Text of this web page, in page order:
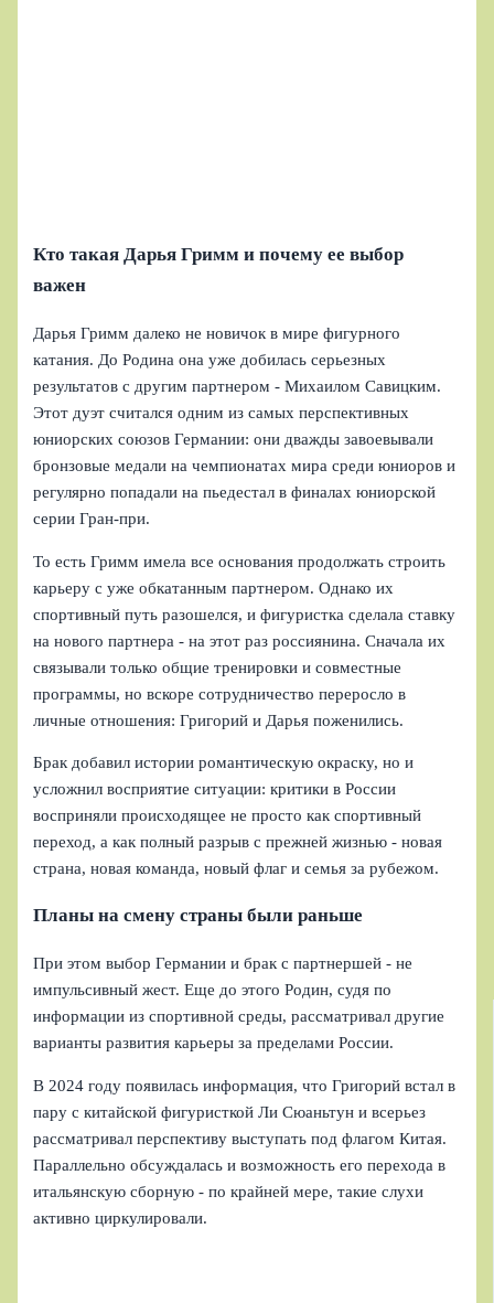
Кто такая Дарья Гримм и почему ее выбор
важен
Дарья Гримм далеко не новичок в мире фигурного
катания. До Родина она уже добилась серьезных
результатов с другим партнером - Михаилом Савицким.
Этот дуэт считался одним из самых перспективных
юниорских союзов Германии: они дважды завоевывали
бронзовые медали на чемпионатах мира среди юниоров и
регулярно попадали на пьедестал в финалах юниорской
серии Гран-при.
То есть Гримм имела все основания продолжать строить
карьеру с уже обкатанным партнером. Однако их
спортивный путь разошелся, и фигуристка сделала ставку
на нового партнера - на этот раз россиянина. Сначала их
связывали только общие тренировки и совместные
программы, но вскоре сотрудничество переросло в
личные отношения: Григорий и Дарья поженились.
Брак добавил истории романтическую окраску, но и
усложнил восприятие ситуации: критики в России
восприняли происходящее не просто как спортивный
переход, а как полный разрыв с прежней жизнью - новая
страна, новая команда, новый флаг и семья за рубежом.
Планы на смену страны были раньше
При этом выбор Германии и брак с партнершей - не
импульсивный жест. Еще до этого Родин, судя по
информации из спортивной среды, рассматривал другие
варианты развития карьеры за пределами России.
В 2024 году появилась информация, что Григорий встал в
пару с китайской фигуристкой Ли Сюаньтун и всерьез
рассматривал перспективу выступать под флагом Китая.
Параллельно обсуждалась и возможность его перехода в
итальянскую сборную - по крайней мере, такие слухи
активно циркулировали.